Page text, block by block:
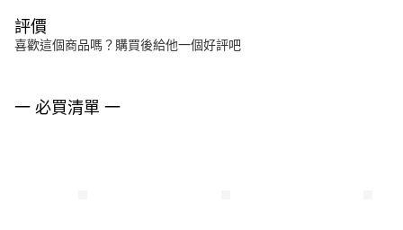
評價
喜歡這個商品嗎？購買後給他一個好評吧
一 必買清單 一